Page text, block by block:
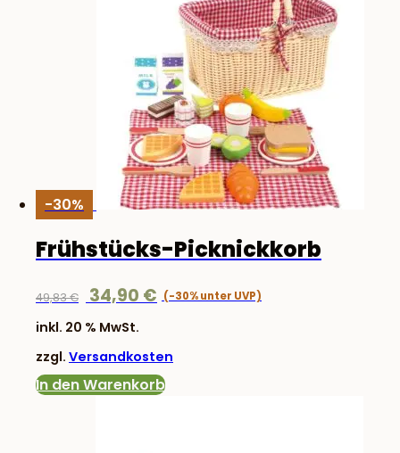
-30%
Frühstücks-Picknickkorb
49,83€
Ursprünglicher
war:
49,83 €
34,90 €
inkl. 20 % MwSt.
zzgl. Versandkosten
In den Warenkorb